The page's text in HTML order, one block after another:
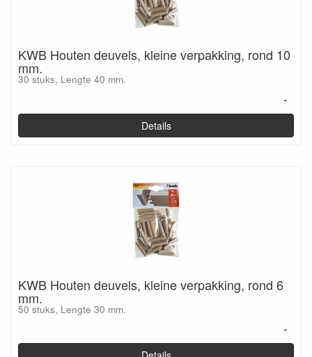
KWB Houten deuvels, kleine verpakking, rond 10
mm.
30 stuks, Lengte 40 mm.
-
Details
KWB Houten deuvels, kleine verpakking, rond 6
mm.
50 stuks, Lengte 30 mm.
-